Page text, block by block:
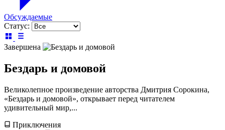
Обсуждаемые
Статус:
Завершена
Бездарь и домовой
Великолепное произведение авторства Дмитрия Сорокина,
«Бездарь и домовой», открывает перед читателем
удивительный мир,...
Приключения